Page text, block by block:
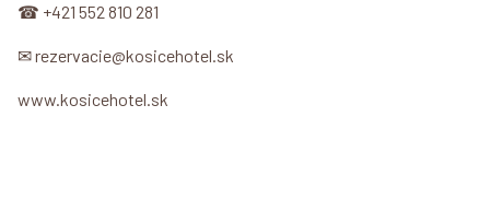
☎ +421 552 810 281
✉ rezervacie@kosicehotel.sk
www.kosicehotel.sk